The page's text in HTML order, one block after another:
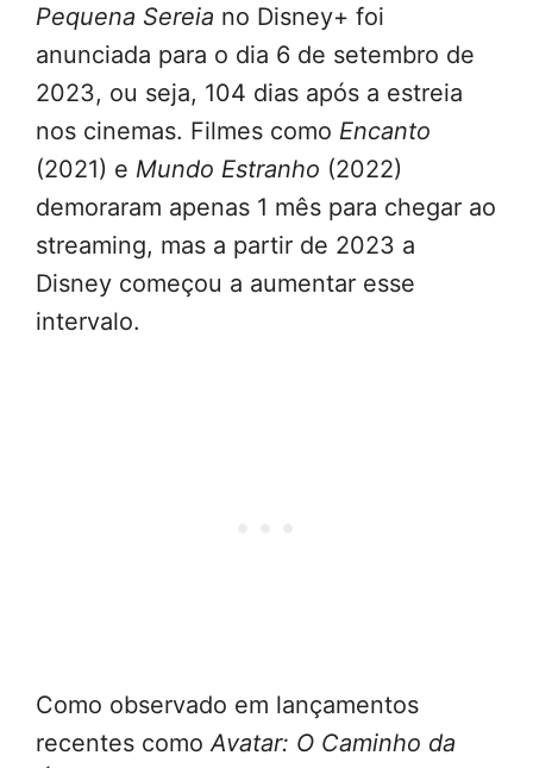
Pequena Sereia no Disney+ foi
anunciada para o dia 6 de setembro de
2023, ou seja, 104 dias após a estreia
nos cinemas. Filmes como Encanto
(2021) e Mundo Estranho (2022)
demoraram apenas 1 mês para chegar ao
streaming, mas a partir de 2023 a
Disney começou a aumentar esse
intervalo.
Como observado em lançamentos
recentes como Avatar: O Caminho da